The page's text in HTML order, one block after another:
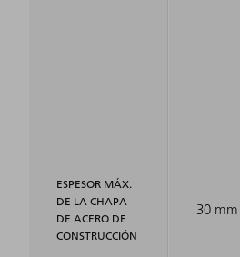
ESPESOR MÁX.
DE LA CHAPA
DE ACERO DE
CONSTRUCCIÓN
30 mm